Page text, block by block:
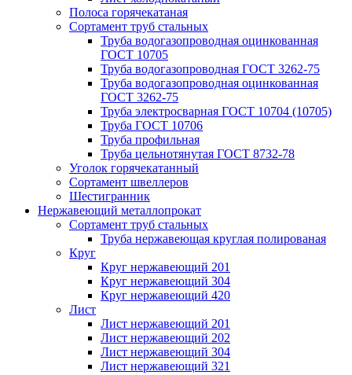
Полоса горячекатаная
Сортамент труб стальных
Труба водогазопроводная оцинкованная
ГОСТ 10705
Труба водогазопроводная ГОСТ 3262-75
Труба водогазопроводная оцинкованная
ГОСТ 3262-75
Труба электросварная ГОСТ 10704 (10705)
Труба ГОСТ 10706
Труба профильная
Труба цельнотянутая ГОСТ 8732-78
Уголок горячекатанный
Сортамент швеллеров
Шестигранник
Нержавеющий металлопрокат
Сортамент труб стальных
Труба нержавеющая круглая полированая
Круг
Круг нержавеющий 201
Круг нержавеющий 304
Круг нержавеющий 420
Лист
Лист нержавеющий 201
Лист нержавеющий 202
Лист нержавеющий 304
Лист нержавеющий 321